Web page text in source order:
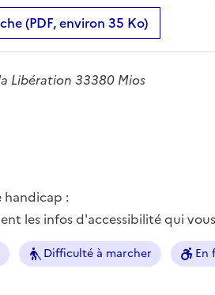
(PDF, environ 35 Ko)
Libération 33380 Mios
handicap :
les infos d'accessibilité qui
Difficulté à marcher En